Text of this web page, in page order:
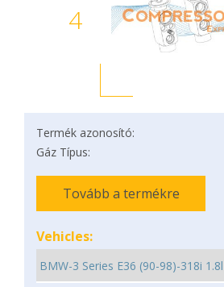
4
Termék azonosító:
Gáz Típus:
Tovább a termékre
Vehicles: